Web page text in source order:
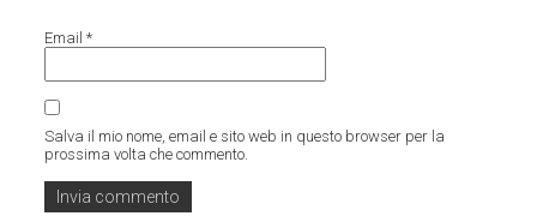
Email*
Salva il mio nome, email e sito web in questo browser per la
prossima volta che commento.